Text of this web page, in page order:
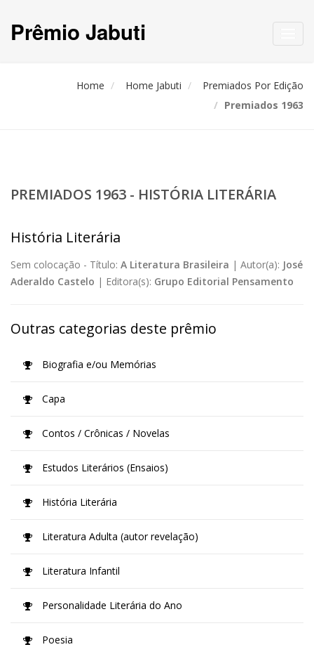
Prêmio Jabuti
Home Home Jabuti
Premiados Por Edição
Premiados 1963
PREMIADOS 1963 - HISTÓRIA LITERÁRIA
História Literária
Sem colocação - Título: A Literatura Brasileira | Autor(a): José
Aderaldo Castelo | Editora(s): Grupo Editorial Pensamento
Outras categorias deste prêmio
Biografia e/ou Memórias
Capa
Contos / Crônicas / Novelas
Estudos Literários (Ensaios)
História Literária
Literatura Adulta (autor revelação)
Literatura Infantil
Personalidade Literária do Ano
Poesia